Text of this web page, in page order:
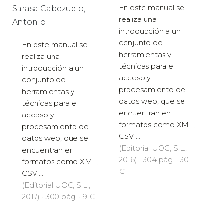
Sarasa Cabezuelo,
Antonio
En este manual se
realiza una
introducción a un
conjunto de
herramientas y
técnicas para el
acceso y
procesamiento de
datos web, que se
encuentran en
formatos como XML,
CSV ...
(Editorial UOC, S.L.,
2017) · 300 pàg. · 9 €
En este manual se
realiza una
introducción a un
conjunto de
herramientas y
técnicas para el
acceso y
procesamiento de
datos web, que se
encuentran en
formatos como XML,
CSV ...
(Editorial UOC, S.L.,
2016) · 304 pàg. · 30
€